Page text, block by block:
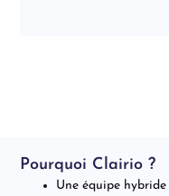
Pourquoi Clairio ?
Une équipe hybride